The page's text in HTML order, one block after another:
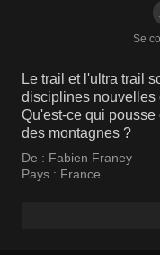
Se
Le trail et l'ultra trail
disciplines nouvelles
Qu'est-ce qui
des montagnes ?
De : Fabien Franey
Pays : France